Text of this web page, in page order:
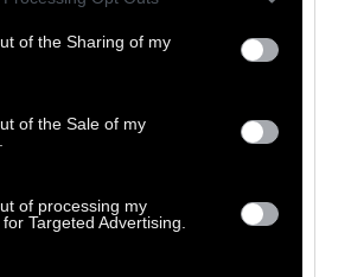
of the Sharing of my
of the Sale of my
of processing my
Targeted Advertising.
ότι «δεν υπάρχει
νομικά» είναι αβάσιμο. Η
υποχρεώσεις διεθνούς
λήψη όλων των ανωτέρω
τις γυναικοκτονίες και
αυτές είναι νομικά
επιμένεις ότι «δεν